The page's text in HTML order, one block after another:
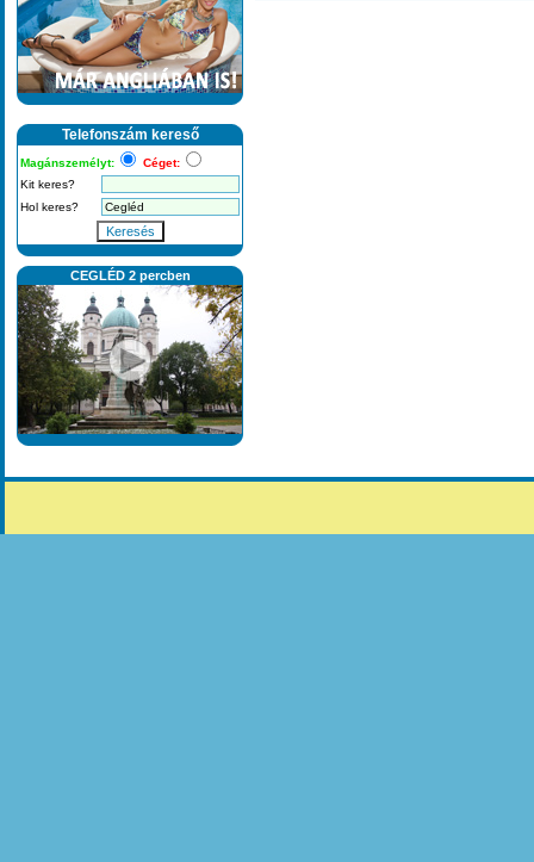
Telefonszám kereső
Magánszemélyt:
Céget:
Kit keres?
Hol keres?
Keresés
CEGLÉD 2 percben